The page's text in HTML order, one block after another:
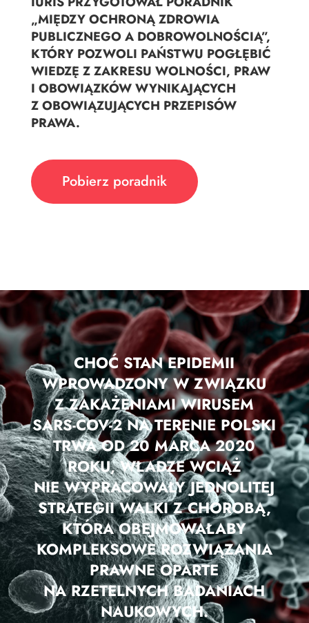
„MIĘDZY OCHRONĄ ZDROWIA
PUBLICZNEGO A DOBROWOLNOŚCIĄ”,
KTÓRY POZWOLI PAŃSTWU POGŁĘBIĆ
WIEDZĘ Z ZAKRESU WOLNOŚCI, PRAW
I OBOWIĄZKÓW WYNIKAJĄCYCH
Z OBOWIĄZUJĄCYCH PRZEPISÓW
PRAWA.
Pobierz poradnik
CHOĆ STAN EPIDEMII
WPROWADZONY W ZWIĄZKU
Z ZAKAŻENIAMI WIRUSEM
SARS-COV-2 NA TERENIE POLSKI
TRWA OD 20 MARCA 2020
ROKU, WŁADZE WCIĄŻ
NIE WYPRACOWAŁY JEDNOLITEJ
STRATEGII WALKI Z CHOROBĄ,
KTÓRA OBEJMOWAŁABY
KOMPLEKSOWE ROZWIĄZANIA
PRAWNE OPARTE
NA RZETELNYCH BADANIACH
NAUKOWYCH.